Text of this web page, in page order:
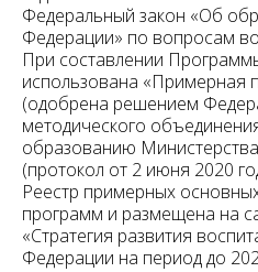
Федеральный закон «Об
Федерации» по вопросам
При составлении
использована «Примерная
(одобрена решением
методического
образованию
(протокол от 2 июня 2020
Реестр примерных
программ и размещена на
«Стратегия развития
Федерации на период до